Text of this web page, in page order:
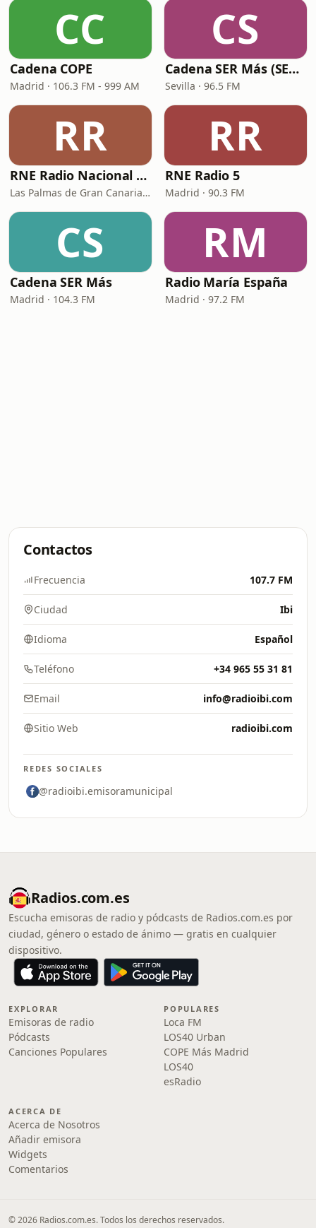
CC
Cadena COPE
Madrid · 106.3 FM - 999 AM
CS
Cadena SER Más (SER+ Sevilla)
Sevilla · 96.5 FM
RR
RNE Radio Nacional - Canarias
Las Palmas de Gran Canaria · 92.8 FM
RR
RNE Radio 5
Madrid · 90.3 FM
CS
Cadena SER Más
Madrid · 104.3 FM
RM
Radio María España
Madrid · 97.2 FM
Contactos
Frecuencia 107.7 FM
Ciudad Ibi
Idioma Español
Teléfono +34 965 55 31 81
Email info@radioibi.com
Sitio Web radioibi.com
REDES SOCIALES
@radioibi.emisoramunicipal
Radios.com.es
Escucha emisoras de radio y pódcasts de Radios.com.es por
ciudad, género o estado de ánimo — gratis en cualquier
dispositivo.
EXPLORAR
Emisoras de radio
Pódcasts
Canciones Populares
POPULARES
Loca FM
LOS40 Urban
COPE Más Madrid
LOS40
esRadio
ACERCA DE
Acerca de Nosotros
Añadir emisora
Widgets
Comentarios
© 2026 Radios.com.es. Todos los derechos reservados.